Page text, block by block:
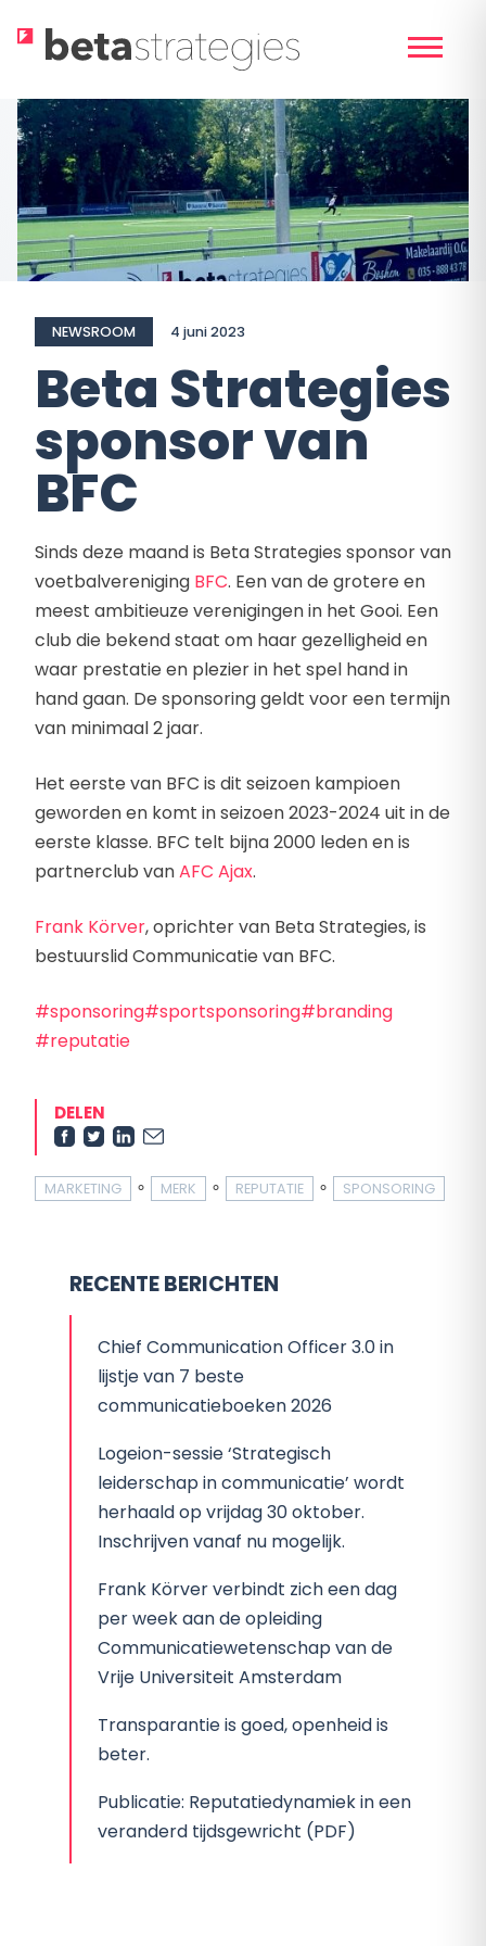
NEWSROOM 4 juni 2023
Beta Strategies
sponsor van
BFC
Sinds deze maand is Beta Strategies sponsor van
voetbalvereniging BFC. Een van de grotere en
meest ambitieuze verenigingen in het Gooi. Een
club die bekend staat om haar gezelligheid en
waar prestatie en plezier in het spel hand in
hand gaan. De sponsoring geldt voor een termijn
van minimaal 2 jaar.
Het eerste van BFC is dit seizoen kampioen
geworden en komt in seizoen 2023-2024 uit in de
eerste klasse. BFC telt bijna 2000 leden en is
partnerclub vanAFC Ajax.
Frank Körver, oprichter van Beta Strategies, is
bestuurslid Communicatie van BFC.
#sponsoring#sportsponsoring#branding
#reputatie
DELEN
MARKETING ∘ MERK ∘ REPUTATIE ∘ SPONSORING
RECENTE BERICHTEN
Chief Communication Officer 3.0 in
lijstje van 7 beste
communicatieboeken 2026
Logeion-sessie ‘Strategisch
leiderschap in communicatie’ wordt
herhaald op vrijdag 30 oktober.
Inschrijven vanaf nu mogelijk.
Frank Körver verbindt zich een dag
per week aan de opleiding
Communicatiewetenschap van de
Vrije Universiteit Amsterdam
Transparantie is goed, openheid is
beter.
Publicatie: Reputatiedynamiek in een
veranderd tijdsgewricht (PDF)